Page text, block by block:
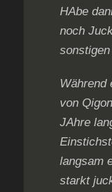
HAbe
noch
Während
von
JAhre
langsam
starkt